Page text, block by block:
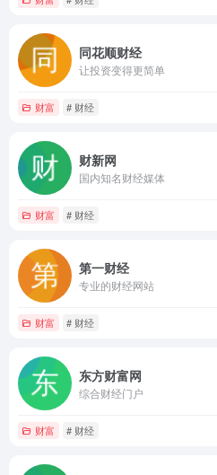
同花顺财经
让投资变得更简单
财富 # 财经
财新网
国内知名财经媒体
财富 # 财经
第一财经
专业的财经网站
财富 # 财经
东方财富网
综合财经门户
财富 # 财经